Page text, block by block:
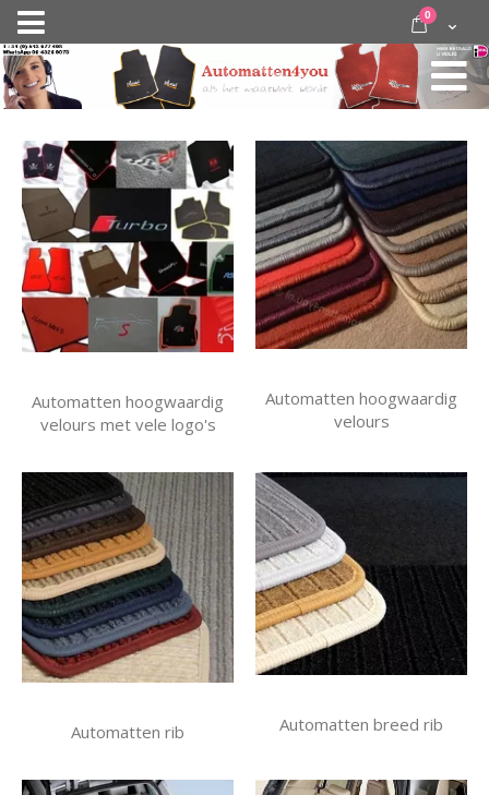
Nav
activeren
door
inhoud
Cart
0 items
Automatten hoogwaardig
velours met vele logo's
Automatten hoogwaardig
velours
Automatten rib Automatten breed rib